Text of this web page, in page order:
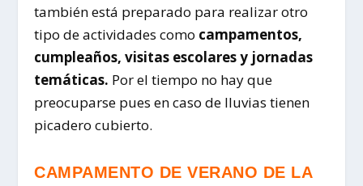
también está preparado para realizar otro
tipo de actividades como campamentos,
cumpleaños, visitas escolares y jornadas
temáticas. Por el tiempo no hay que
preocuparse pues en caso de lluvias tienen
picadero cubierto.
CAMPAMENTO DE VERANO DE LA